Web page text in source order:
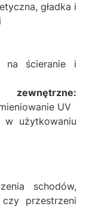
gładka i
na ścieranie i
UV
w użytkowaniu
schodów,
przestrzeni